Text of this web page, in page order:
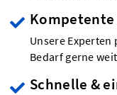
Unsere
Bedarf gerne
Schnelle &